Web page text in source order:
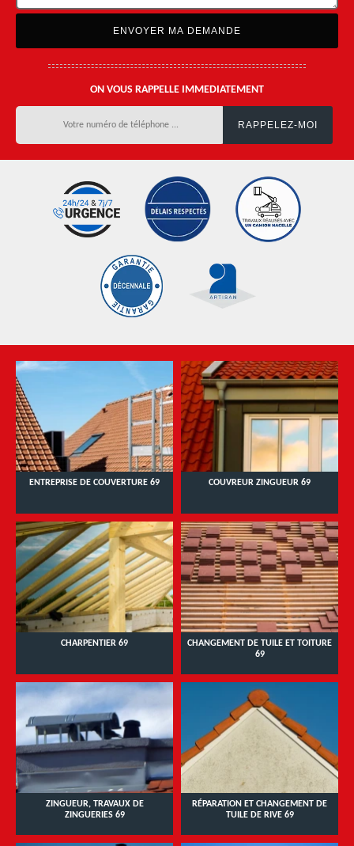
ON VOUS RAPPELLE IMMEDIATEMENT
ENTREPRISE DE COUVERTURE 69 COUVREUR ZINGUEUR 69
CHARPENTIER 69
CHANGEMENT DE TUILE ET TOITURE
69
ZINGUEUR, TRAVAUX DE
ZINGUERIES 69
RÉPARATION ET CHANGEMENT DE
TUILE DE RIVE 69